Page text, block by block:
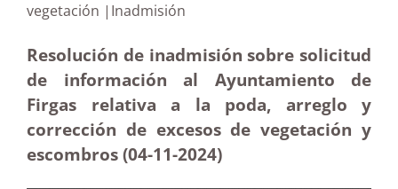
vegetación |Inadmisión
Resolución de inadmisión sobre solicitud
de información al Ayuntamiento de
Firgas relativa a la poda, arreglo y
corrección de excesos de vegetación y
escombros (04-11-2024)